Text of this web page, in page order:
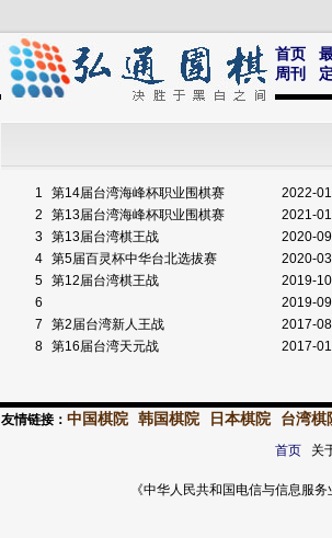
首页
周刊
1 第14届台湾海峰杯职业围棋赛 2022-
2
第13届台湾海峰杯职业围棋赛 2021-
3 第13届台湾棋王战 2020-
4 第5届百灵杯中华台北选拔赛 2020-
5 第12届台湾棋王战 2019-
6
2019-
7
第2届台湾新人王战 2017-
8 第16届台湾天元战 2017-
友情链接： 中国棋院 韩国棋院 日本棋院 台湾棋
首页关
《中华人民共和国电信与信息服